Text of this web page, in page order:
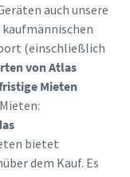
auch unsere
kaufmännischen
(einschließlich
von Atlas
Mieten
bietet
dem Kauf. Es